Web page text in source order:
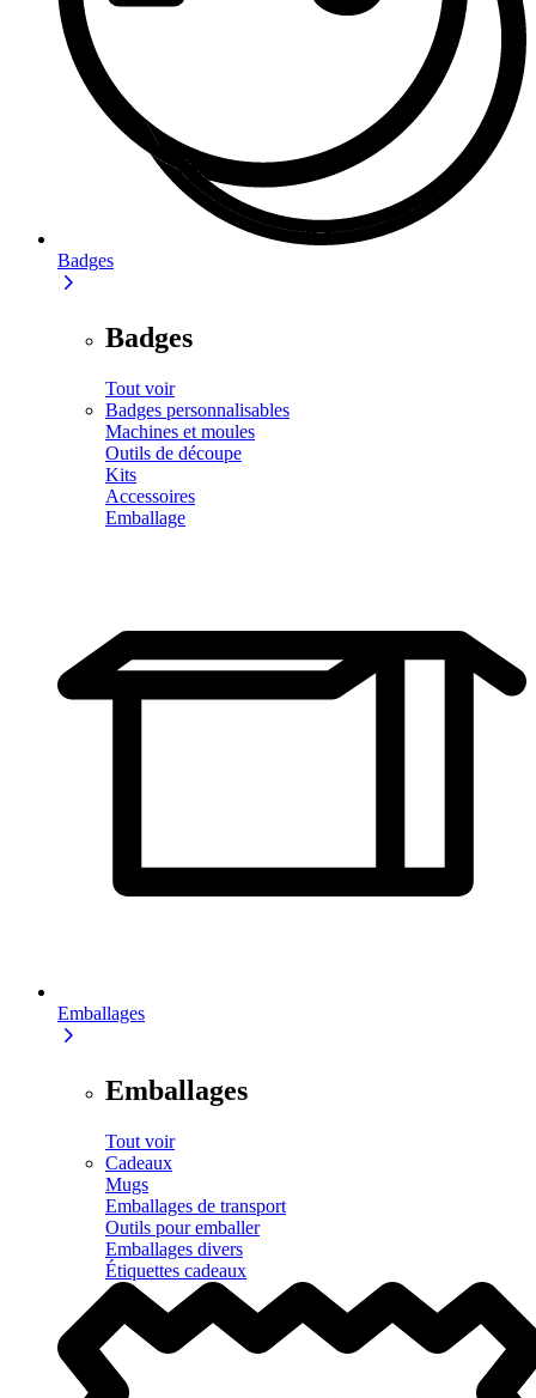
Badges
Badges
Tout voir
Badges personnalisables
Machines et moules
Outils de découpe
Kits
Accessoires
Emballage
Emballages
Emballages
Tout voir
Cadeaux
Mugs
Emballages de transport
Outils pour emballer
Emballages divers
Étiquettes cadeaux